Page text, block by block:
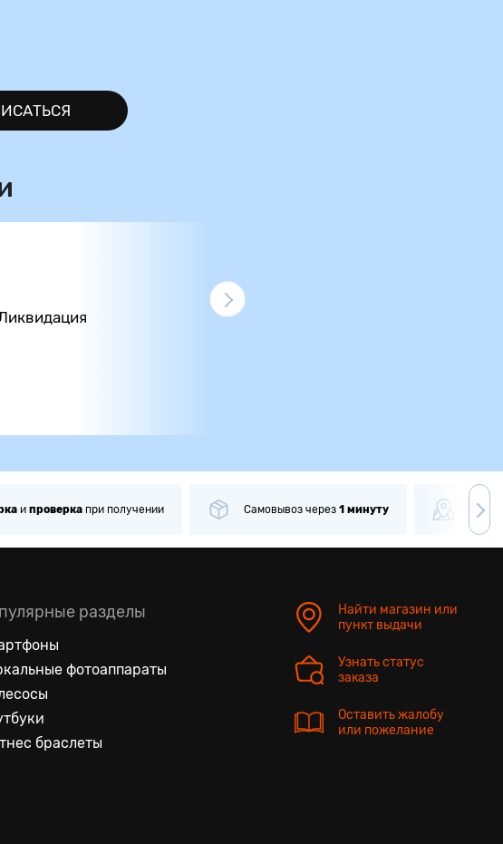
и проверка при получении Самовывоз через 1 минуту Более
разделы
фотоаппараты
браслеты
Найти магазин или
пункт выдачи
Узнать статус
заказа
Оставить жалобу
или пожелание